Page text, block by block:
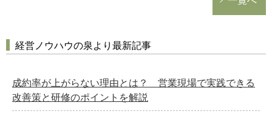
経営ノウハウの泉より最新記事
成約率が上がらない理由とは？ 営業現場で実践できる
改善策と研修のポイントを解説